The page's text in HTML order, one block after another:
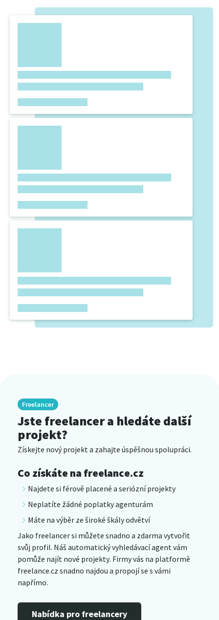
Freelancer
Jste freelancer a hledáte další
projekt?
Získejte nový projekt a zahajte úspěšnou spolupráci.
Co získáte na freelance.cz
Najdete si férově placené a seriózní projekty
Neplatíte žádné poplatky agenturám
Máte na výběr ze široké škály odvětví
Jako freelancer si můžete snadno a zdarma vytvořit
svůj profil. Náš automatický vyhledávací agent vám
pomůže najít nové projekty. Firmy vás na platformě
freelance.cz snadno najdou a propojí se s vámi
napřímo.
Nabídka pro freelancery